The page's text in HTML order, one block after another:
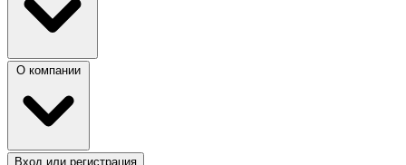
Вход или регистрация